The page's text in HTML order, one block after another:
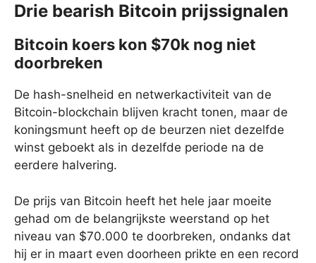
Drie bearish Bitcoin prijssignalen
Bitcoin koers kon $70k nog niet
doorbreken
De hash-snelheid en netwerkactiviteit van de
Bitcoin-blockchain blijven kracht tonen, maar de
koningsmunt heeft op de beurzen niet dezelfde
winst geboekt als in dezelfde periode na de
eerdere halvering.
De prijs van Bitcoin heeft het hele jaar moeite
gehad om de belangrijkste weerstand op het
niveau van $70.000 te doorbreken, ondanks dat
hij er in maart even doorheen prikte en een record